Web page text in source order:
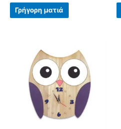
Γρήγορη ματιά